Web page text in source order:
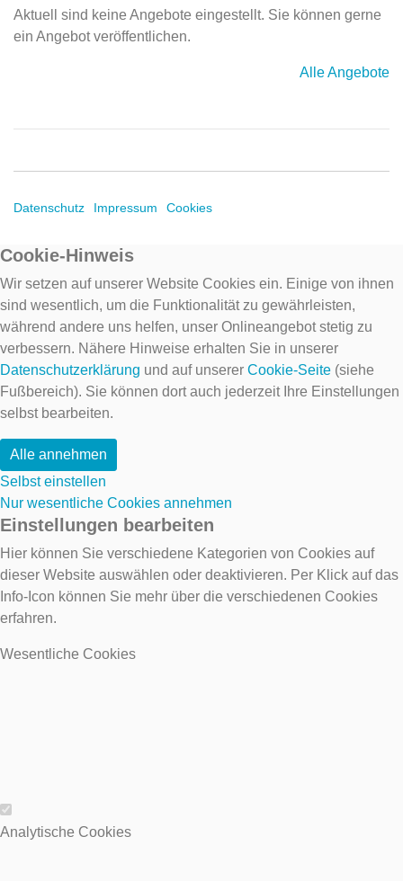
Aktuell sind keine Angebote eingestellt. Sie können gerne
ein Angebot veröffentlichen.
Alle Angebote
Datenschutz Impressum Cookies
Cookie-Hinweis
Wir setzen auf unserer Website Cookies ein. Einige von ihnen
sind wesentlich, um die Funktionalität zu gewährleisten,
während andere uns helfen, unser Onlineangebot stetig zu
verbessern. Nähere Hinweise erhalten Sie in unserer
Datenschutzerklärung und auf unserer Cookie-Seite (siehe
Fußbereich). Sie können dort auch jederzeit Ihre Einstellungen
selbst bearbeiten.
Alle annehmen
Selbst einstellen
Nur wesentliche Cookies annehmen
Einstellungen bearbeiten
Hier können Sie verschiedene Kategorien von Cookies auf
dieser Website auswählen oder deaktivieren. Per Klick auf das
Info-Icon können Sie mehr über die verschiedenen Cookies
erfahren.
Wesentliche Cookies
Wesentliche Cookies
Analytische Cookies